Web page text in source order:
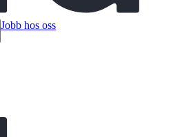
Jobb hos oss